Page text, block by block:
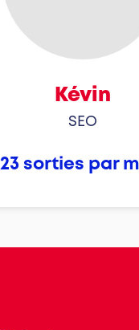
Kévin
SEO
23 sorties par